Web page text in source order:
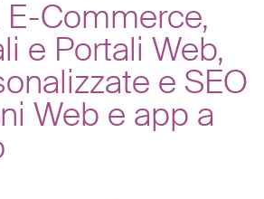
E-Commerce,
e Portali Web,
e SEO
Web e app a